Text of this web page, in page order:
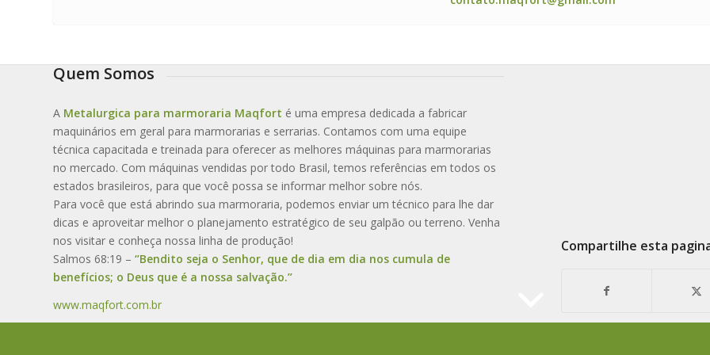
Quem Somos
A Metalurgica para marmoraria Maqfort é uma empresa dedicada a fabricar
maquinários em geral para marmorarias e serrarias. Contamos com uma equipe
técnica capacitada e treinada para oferecer as melhores máquinas para marmorarias
no mercado. Com máquinas vendidas por todo Brasil, temos referências em todos os
estados brasileiros, para que você possa se informar melhor sobre nós.
Para você que está abrindo sua marmoraria, podemos enviar um técnico para lhe dar
dicas e aproveitar melhor o planejamento estratégico de seu galpão ou terreno. Venha
nos visitar e conheça nossa linha de produção!
Salmos 68:19 – ‘’Bendito seja o Senhor, que de dia em dia nos cumula de
benefícios; o Deus que é a nossa salvação.’’
www.maqfort.com.br
Compartilhe esta